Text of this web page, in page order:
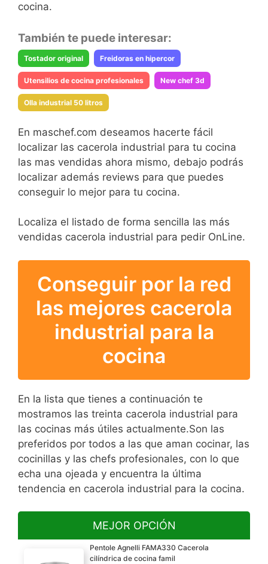
cocina.
También te puede interesar:
Tostador original Freidoras en hipercor
Utensilios de cocina profesionales New chef 3d
Olla industrial 50 litros
En maschef.com deseamos hacerte fácil
localizar las cacerola industrial para tu cocina
las mas vendidas ahora mismo, debajo podrás
localizar además reviews para que puedes
conseguir lo mejor para tu cocina.
Localiza el listado de forma sencilla las más
vendidas cacerola industrial para pedir OnLine.
Conseguir por la red
las mejores cacerola
industrial para la
cocina
En la lista que tienes a continuación te
mostramos las treinta cacerola industrial para
las cocinas más útiles actualmente.Son las
preferidos por todos a las que aman cocinar, las
cocinillas y las chefs profesionales, con lo que
echa una ojeada y encuentra la última
tendencia en cacerola industrial para la cocina.
MEJOR OPCIÓN
Pentole Agnelli FAMA330 Cacerola
cilíndrica de cocina famil